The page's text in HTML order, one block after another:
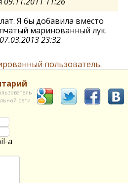
Я бы добавила вместо
маринованный лук.
07.03.2013 23:32
пользователь.
сети
а